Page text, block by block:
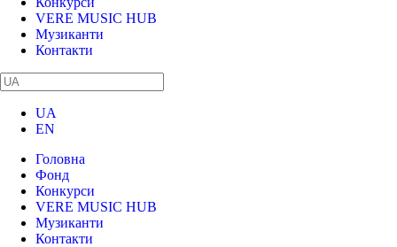
VERE MUSIC HUB
Музиканти
Контакти
UA
EN
Головна
Фонд
Конкурси
VERE MUSIC HUB
Музиканти
Контакти